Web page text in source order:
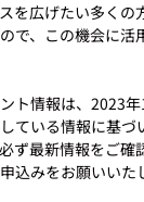
を広げたい多くの
で、この機会に活
ト情報は、2023年
ている情報に基づ
ず最新情報をご確
込みをお願いいた